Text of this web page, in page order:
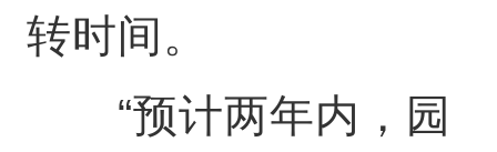
转时间。
“预计两年内，园